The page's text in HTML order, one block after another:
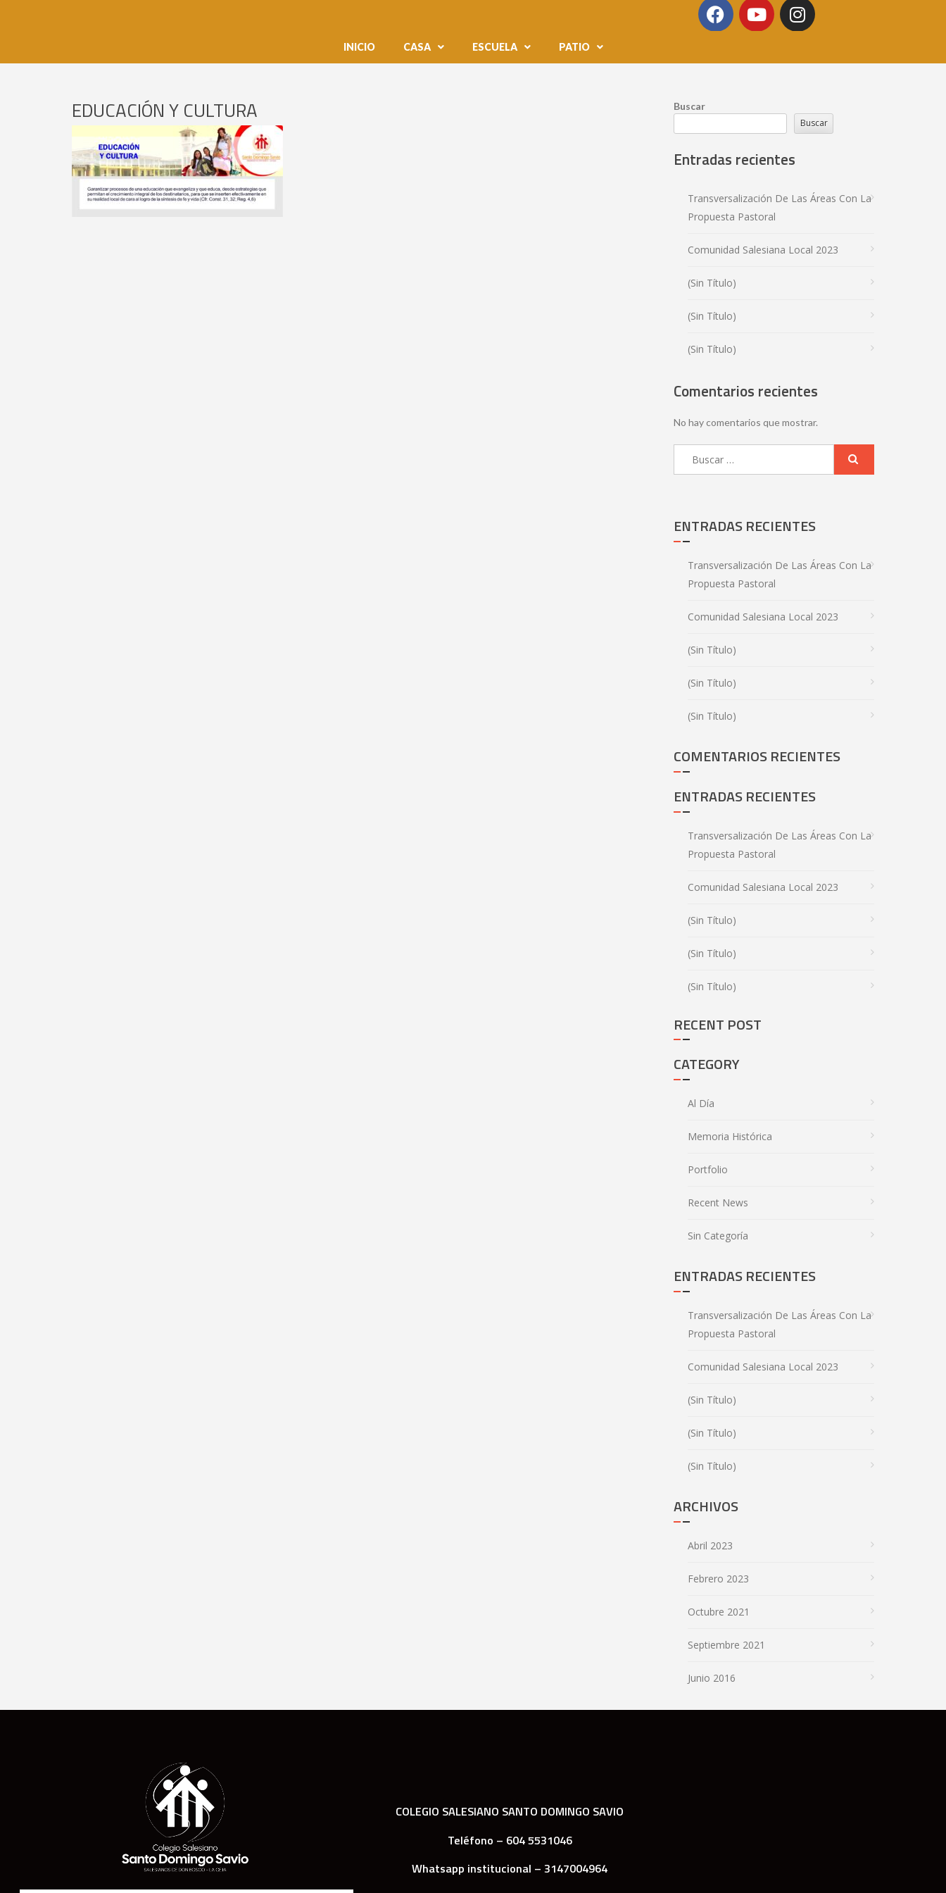
INICIO CASA ESCUELA PATIO
EDUCACIÓN Y CULTURA
Buscar
Buscar
Entradas recientes
Transversalización De Las Áreas Con La
Propuesta Pastoral
Comunidad Salesiana Local 2023
(sin Título)
(sin Título)
(sin Título)
Comentarios recientes
No hay comentarios que mostrar.
ENTRADAS RECIENTES
Transversalización De Las Áreas Con La
Propuesta Pastoral
Comunidad Salesiana Local 2023
(sin Título)
(sin Título)
(sin Título)
COMENTARIOS RECIENTES
ENTRADAS RECIENTES
Transversalización De Las Áreas Con La
Propuesta Pastoral
Comunidad Salesiana Local 2023
(sin Título)
(sin Título)
(sin Título)
RECENT POST
CATEGORY
Al Día
Memoria Histórica
Portfolio
Recent News
Sin Categoría
ENTRADAS RECIENTES
Transversalización De Las Áreas Con La
Propuesta Pastoral
Comunidad Salesiana Local 2023
(sin Título)
(sin Título)
(sin Título)
ARCHIVOS
Abril 2023
Febrero 2023
Octubre 2021
Septiembre 2021
Junio 2016
COLEGIO SALESIANO SANTO DOMINGO SAVIO
Teléfono – 604 5531046
Whatsapp institucional – 3147004964